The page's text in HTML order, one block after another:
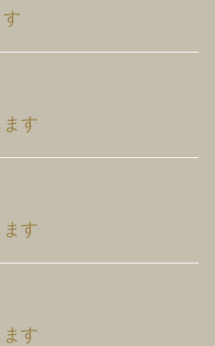
す
す
す